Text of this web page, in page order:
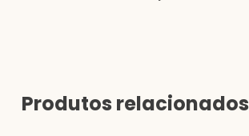
Produtos relacionados